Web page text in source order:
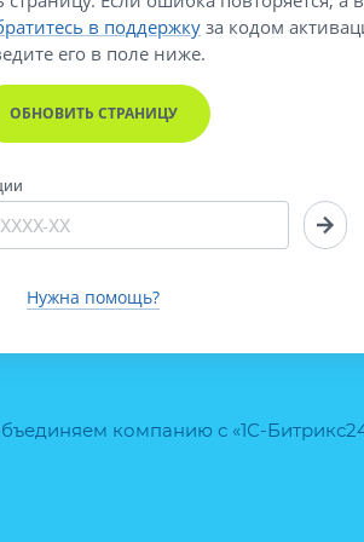
компанию с «1С-
в поддержку за кодом
его в поле ниже.
ОБНОВИТЬ СТРАНИЦУ
Нужна помощь?